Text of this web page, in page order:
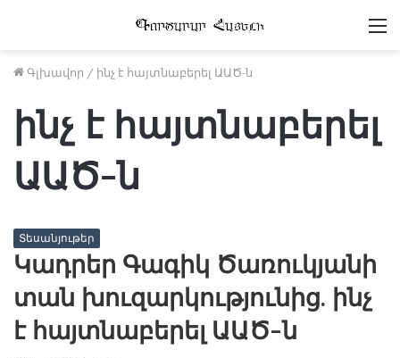
Գլխավոր / ինչ է հայտնաբերել ԱԱԾ-ն
ինչ է հայտնաբերել
ԱԱԾ-ն
Տեսանյութեր
Կադրեր Գագիկ Ծառուկյանի
տան խուզարկությունից. ինչ
է հայտնաբերել ԱԱԾ-ն